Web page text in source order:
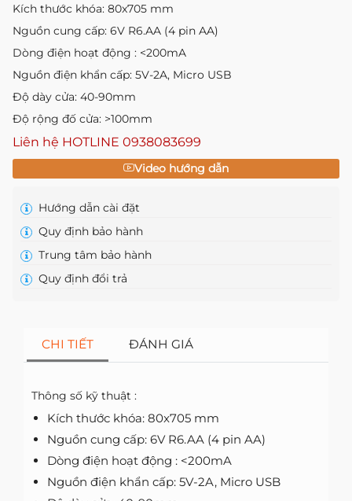
Kích thước khóa: 80x705 mm
Nguồn cung cấp: 6V R6.AA (4 pin AA)
Dòng điện hoạt động : <200mA
Nguồn điện khẩn cấp: 5V-2A, Micro USB
Độ dày cửa: 40-90mm
Độ rộng đố cửa: >100mm
Liên hệ HOTLINE 0938083699
Video hướng dẫn
Hướng dẫn cài đặt
Quy định bảo hành
Trung tâm bảo hành
Quy định đổi trả
CHI TIẾT ĐÁNH GIÁ
Thông số kỹ thuật :
Kích thước khóa: 80x705 mm
Nguồn cung cấp: 6V R6.AA (4 pin AA)
Dòng điện hoạt động : <200mA
Nguồn điện khẩn cấp: 5V-2A, Micro USB